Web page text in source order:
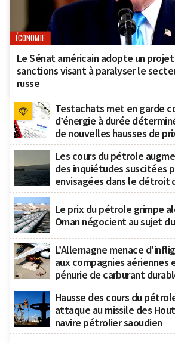
ÉCONOMIE
Le Sénat américain adopte un
sanctions visant à paralyser le
russe
Testachats met en garde
d’énergie à durée
de nouvelles hausses de
Les cours du pétrole
des inquiétudes suscitées
envisagées dans le détroit
Le prix du pétrole grimpe
Oman négocient au sujet
L’Allemagne menace
aux compagnies aériennes
pénurie de carburant
Hausse des cours du
attaque au missile des
navire pétrolier saoudien